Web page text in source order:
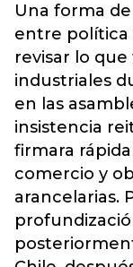
Una forma
entre política
revisar lo
industriales
en las
insistencia
firmara
comercio y
arancelarias.